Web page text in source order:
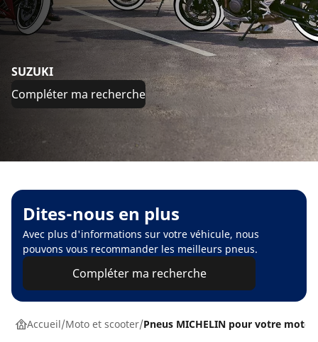
SUZUKI
Compléter ma recherche
Dites-nous en plus
Avec plus d'informations sur votre véhicule, nous
pouvons vous recommander les meilleurs pneus.
Compléter ma recherche
Accueil Moto et scooter Pneus MICHELIN pour votre moto